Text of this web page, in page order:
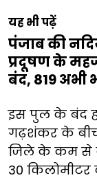
यह भी पढ़ें
पंजाब की
प्रदूषण के
बंद, 819 अभी
इस पुल के बंद
गढ़शंकर के
जिले के कम से
30 किलोमीटर